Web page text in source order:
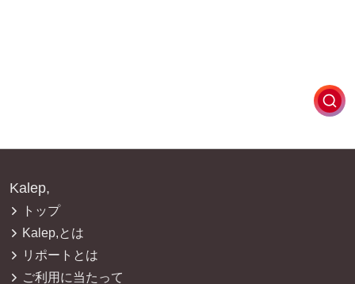
Kalep,
トップ
Kalep,とは
リポートとは
ご利用に当たって